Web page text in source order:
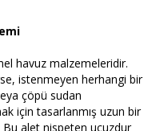
havuz malzemeleridir.
istenmeyen herhangi bir
çöpü sudan
için tasarlanmış uzun bir
Bu alet nispeten ucuzdur